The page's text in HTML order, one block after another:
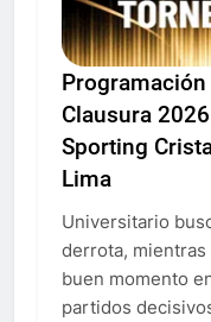
Clausura
Sporting
Lima
Universitario
derrota, mientras
buen momento
partidos